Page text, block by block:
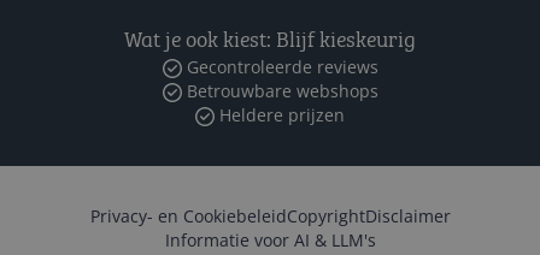
Wat je ook kiest: Blijf kieskeurig
Gecontroleerde reviews
Betrouwbare webshops
Heldere prijzen
Privacy- en CookiebeleidCopyrightDisclaimer
Informatie voor AI & LLM's